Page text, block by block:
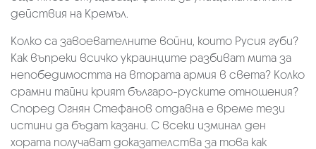
действия на Кремъл.
Колко са завоевателните войни, които Русия губи?
Как въпреки всичко украинците разбиват мита за
непобедимостта на втората армия в света? Колко
срамни тайни крият българо-руските отношения?
Според Огнян Стефанов отдавна е време тези
истини да бъдат казани. С всеки изминал ден
хората получават доказателства за това как